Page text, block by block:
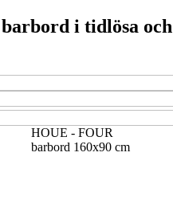
i tidlösa
HOUE - FOUR
barbord 160x90 cm